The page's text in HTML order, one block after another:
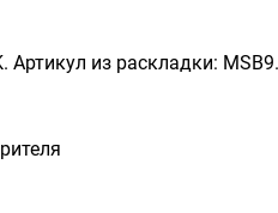
Артикул из раскладки: